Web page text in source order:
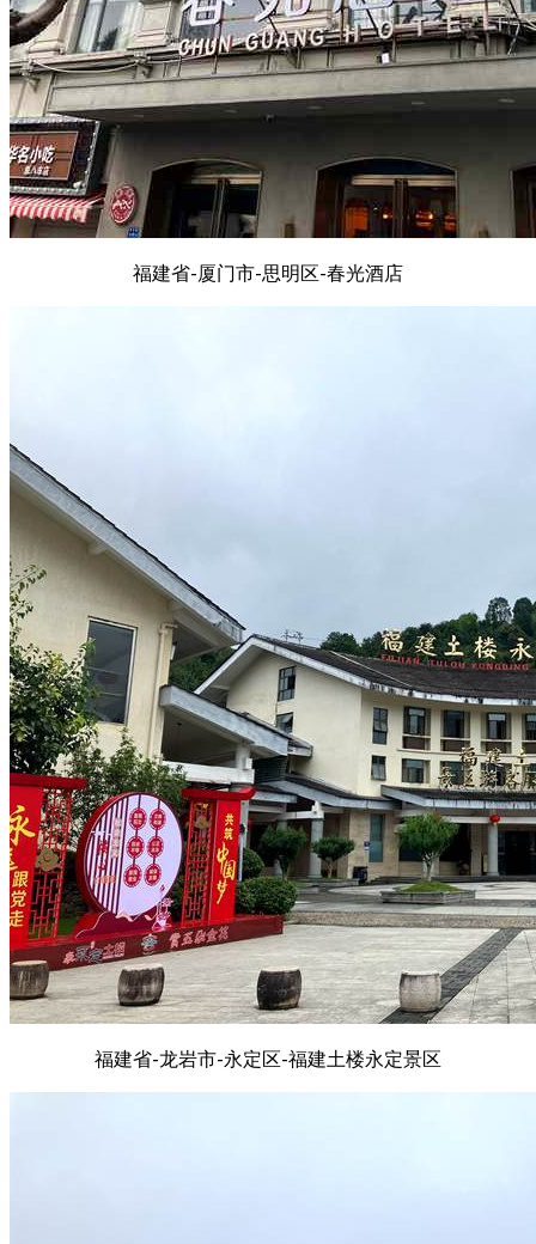
福建省-厦门市-思明区-春光酒店
福建省-龙岩市-永定区-福建土楼永定景区